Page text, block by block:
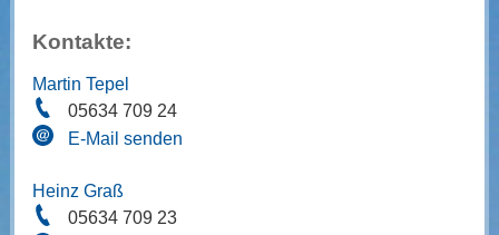
Kontakte:
Martin Tepel
05634 709 24
E-Mail senden
Heinz Graß
05634 709 23